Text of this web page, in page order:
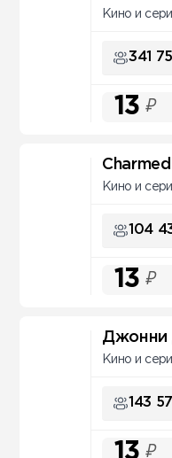
Кино и
341
13 ₽
Кино и
104
13 ₽
Джонни
Кино и
143
13 ₽